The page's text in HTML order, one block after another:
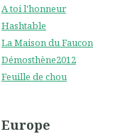
A toi l'honneur
Hashtable
La Maison du Faucon
Démosthène2012
Feuille de chou
Europe